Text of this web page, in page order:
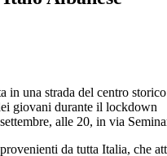
in una strada del centro
giovani durante il lockdown
alle 20, in via
da tutta Italia, che